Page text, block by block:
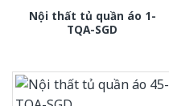
Nội thất tủ quần áo 1-
TQA-SGD